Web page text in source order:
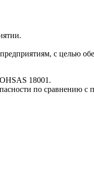
с целью
18001.
по сравнению с